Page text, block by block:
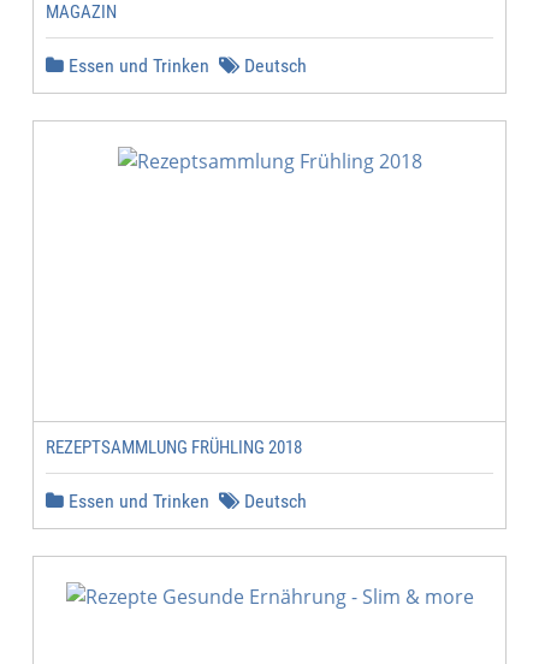
MAGAZIN
Essen und Trinken Deutsch
REZEPTSAMMLUNG FRÜHLING 2018
Essen und Trinken Deutsch